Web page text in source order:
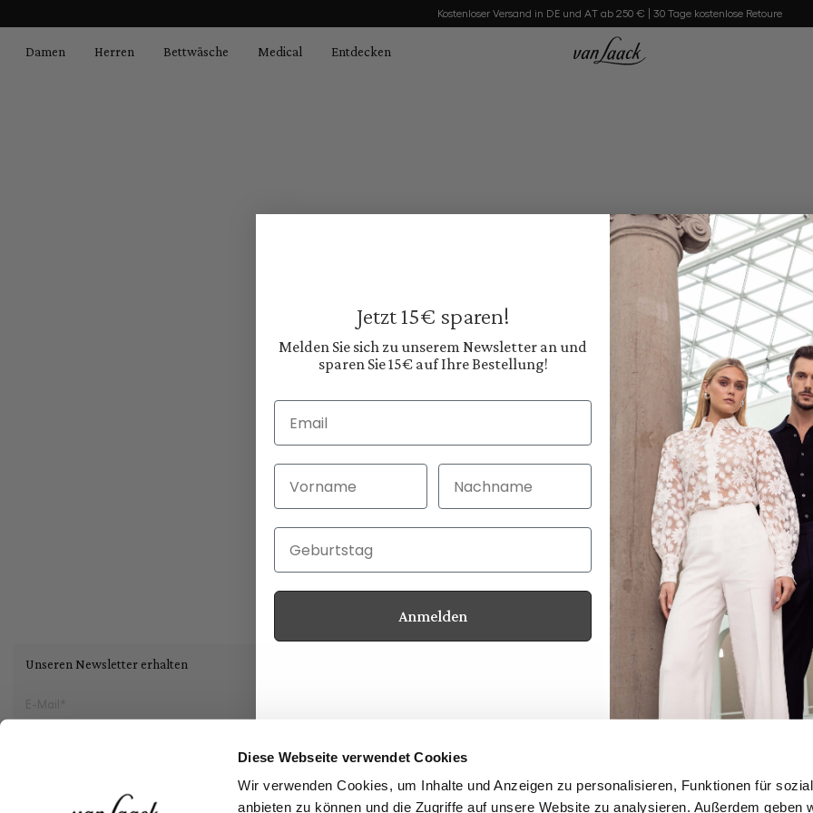
Diese Webseite verwendet Cookies
Wir verwenden Cookies, um Inhalte und Anzeigen zu personalisieren, Funktionen für
anbieten zu können und die Zugriffe auf unsere Website zu analysieren. Außerdem geben
Kostenloser Versand in DE und AT ab 250 € | 30 Tage kostenlose Retoure
Damen Herren Bettwäsche Medical Entdecken
Unseren Newsletter erhalten Kundenservice
Newsletter
Händler Login
Jetzt 15€ sparen!
Melden Sie sich zu unserem Newsletter an und
sparen Sie 15€ auf Ihre Bestellung!
Email
Vorname Nachname
Geburtstag
Anmelden